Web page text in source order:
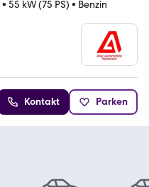
• 55 kW (75 PS) • Benzin
Kontakt Parken